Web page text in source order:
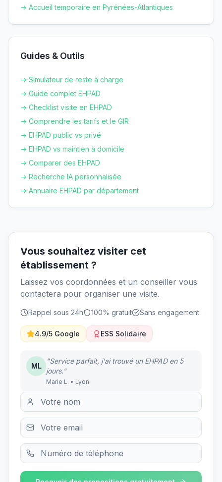
→ Accueil temporaire en Pyrénées-Atlantiques
Guides & Outils
→ Simulateur de reste à charge
→ Guide complet EHPAD
→ Checklist visite en EHPAD
→ Comprendre les tarifs et le GIR
→ EHPAD public vs privé
→ EHPAD vs maintien à domicile
→ Comparer des EHPAD
→ Recherche IA personnalisée
→ Annuaire EHPAD par département
Vous souhaitez visiter cet
établissement ?
Laissez vos coordonnées et un conseiller vous
contactera pour organiser une visite.
Rappel sous 24h 100% gratuit Sans engagement
4.9/5 Google ESS Solidaire
ML
"Service parfait, j'ai trouvé un EHPAD en 5
jours."
Marie L. • Lyon